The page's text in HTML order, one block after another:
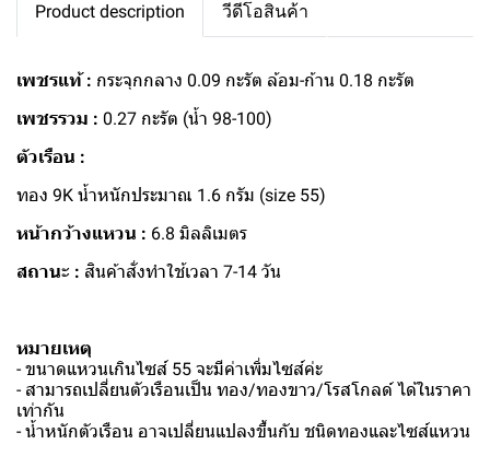
Product description วีดีโอสินค้า
เพชรแท้ : กระจุกกลาง 0.09 กะรัต ล้อม-ก้าน 0.18 กะรัต
เพชรรวม : 0.27 กะรัต (น้ำ 98-100)
ตัวเรือน :
ทอง 9K น้ำหนักประมาณ 1.6 กรัม (size 55)
หน้ากว้างแหวน : 6.8 มิลลิเมตร
สถานะ : สินค้าสั่งทำใช้เวลา 7-14 วัน
หมายเหตุ
- ขนาดแหวนเกินไซส์ 55 จะมีค่าเพิ่มไซส์ค่ะ
- สามารถเปลี่ยนตัวเรือนเป็น ทอง/ทองขาว/โรสโกลด์ ได้ในราคา
เท่ากัน
- น้ำหนักตัวเรือน อาจเปลี่ยนแปลงขึ้นกับ ชนิดทองและไซส์แหวน